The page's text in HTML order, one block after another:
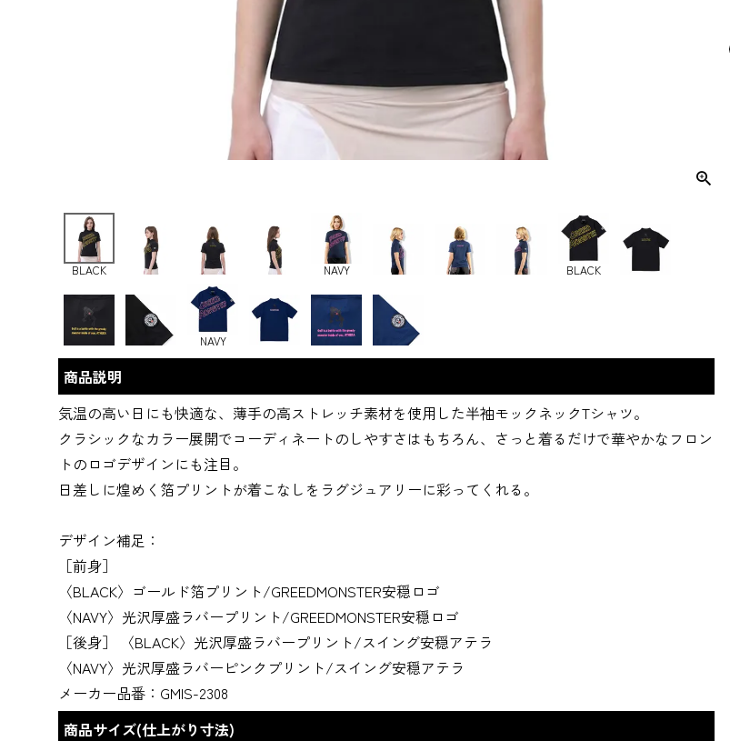
BLACK NAVY BLACK
NAVY
商品説明
気温の高い日にも快適な、薄手の高ストレッチ素材を使用した半袖モックネックTシャツ。
クラシックなカラー展開でコーディネートのしやすさはもちろん、さっと着るだけで華やかなフロン
トのロゴデザインにも注目。
日差しに煌めく箔プリントが着こなしをラグジュアリーに彩ってくれる。
デザイン補足：
［前身］
〈BLACK〉ゴールド箔プリント/GREEDMONSTER安穏ロゴ
〈NAVY〉光沢厚盛ラバープリント/GREEDMONSTER安穏ロゴ
［後身］ 〈BLACK〉光沢厚盛ラバープリント/スイング安穏アテラ
〈NAVY〉光沢厚盛ラバーピンクプリント/スイング安穏アテラ
メーカー品番：GMIS-2308
商品サイズ(仕上がり寸法)